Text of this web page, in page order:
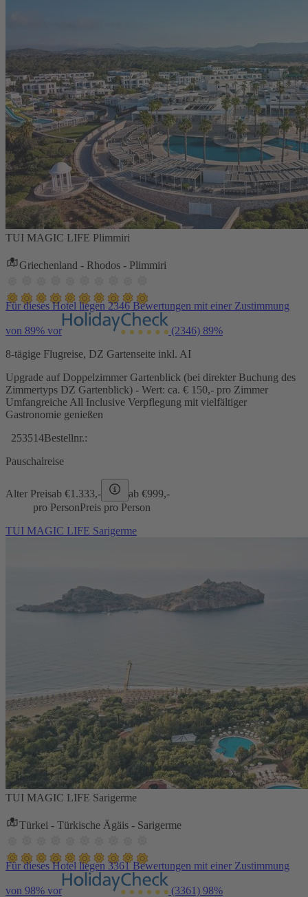
TUI MAGIC LIFE Plimmiri
Griechenland - Rhodos - Plimmiri
Für dieses Hotel liegen 2346 Bewertungen mit einer Zustimmung
von 89% vor (2346) 89%
8-tägige Flugreise, DZ Gartenseite inkl. AI
Upgrade auf Doppelzimmer Gartenblick (bei direkter Buchung des
Zimmertyps DZ Gartenblick) - Wert: ca. € 150,- pro Zimmer
Umfangreiche All Inclusive Verpflegung mit vielfältiger
Gastronomie genießen
253514Bestellnr.:
Pauschalreise
Alter Preisab €1.333,- ab €999,-
pro PersonPreis pro Person
TUI MAGIC LIFE Sarigerme
TUI MAGIC LIFE Sarigerme
Türkei - Türkische Ägäis - Sarigerme
Für dieses Hotel liegen 3361 Bewertungen mit einer Zustimmung
von 98% vor (3361) 98%